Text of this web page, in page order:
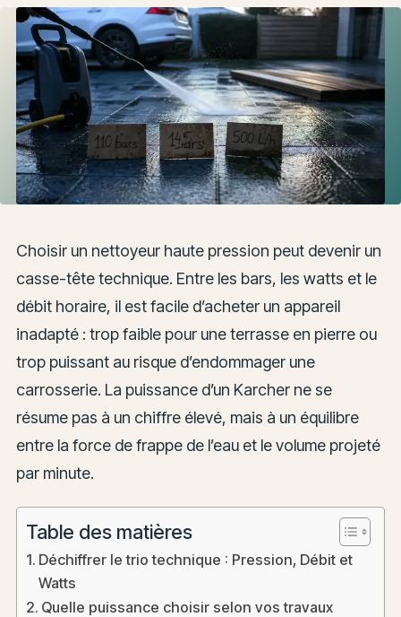
Choisir un nettoyeur haute pression peut devenir un
casse-tête technique. Entre les bars, les watts et le
débit horaire, il est facile d’acheter un appareil
inadapté : trop faible pour une terrasse en pierre ou
trop puissant au risque d’endommager une
carrosserie. La puissance d’un Karcher ne se
résume pas à un chiffre élevé, mais à un équilibre
entre la force de frappe de l’eau et le volume projeté
par minute.
Table des matières
Déchiffrer le trio technique : Pression, Débit et
Watts
Quelle puissance choisir selon vos travaux